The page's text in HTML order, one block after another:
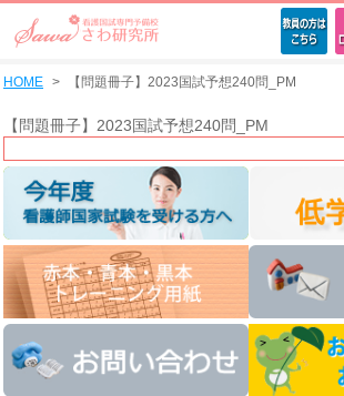
HOME 【問題冊子】2023国試予想240問_PM
【問題冊子】2023国試予想240問_PM